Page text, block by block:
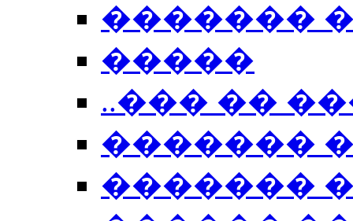
�������
�����
..��� ��
�������
�������